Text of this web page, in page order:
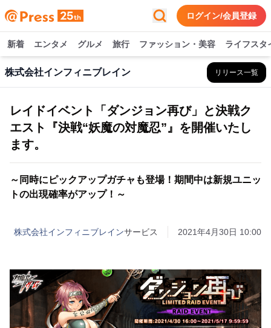
ログイン/会員登録
新着 エンタメ グルメ 旅行 ファッション・美容 ライフスタ
株式会社インフィニブレイン リリース一覧
レイドイベント「ダンジョン再び」と決戦ク
エスト『決戦“妖魔の対魔忍”』を開催いたし
ます。
～同時にピックアップガチャも登場！期間中は新規ユニッ
トの出現確率がアップ！～
株式会社インフィニブレインサービス 2021年4月30日 10:00